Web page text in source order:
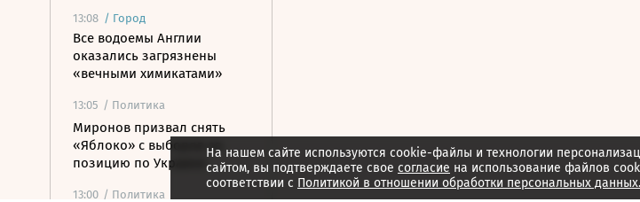
13:08 / Город
Все водоемы Англии
оказались загрязнены
«вечными химикатами»
13:05 / Политика
Миронов призвал снять
«Яблоко» с выборов за
позицию по Украине
13:00 / Политика
На нашем сайте используются cookie-файлы и технологии
сайтом, вы подтверждаете свое согласие на использование файлов
соответствии с Политикой в отношении обработки персональных данных.